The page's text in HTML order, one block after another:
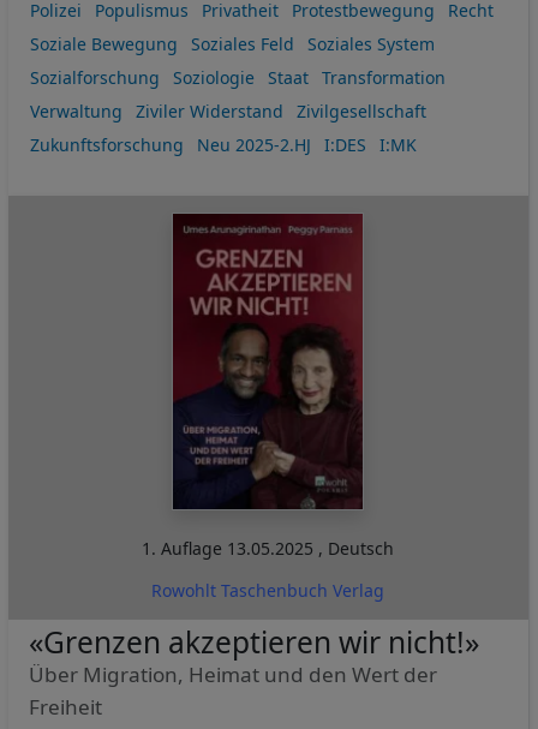
Polizei
Populismus Privatheit Protestbewegung
Recht
Soziale Bewegung
Soziales Feld
Soziales System
Sozialforschung
Soziologie Staat
Transformation
Verwaltung
Ziviler Widerstand
Zivilgesellschaft
Zukunftsforschung
Neu 2025-2.HJ I:DES I:MK
1. Auflage 13.05.2025 , Deutsch
Rowohlt Taschenbuch Verlag
«Grenzen akzeptieren wir nicht!»
Über Migration, Heimat und den Wert der
Freiheit